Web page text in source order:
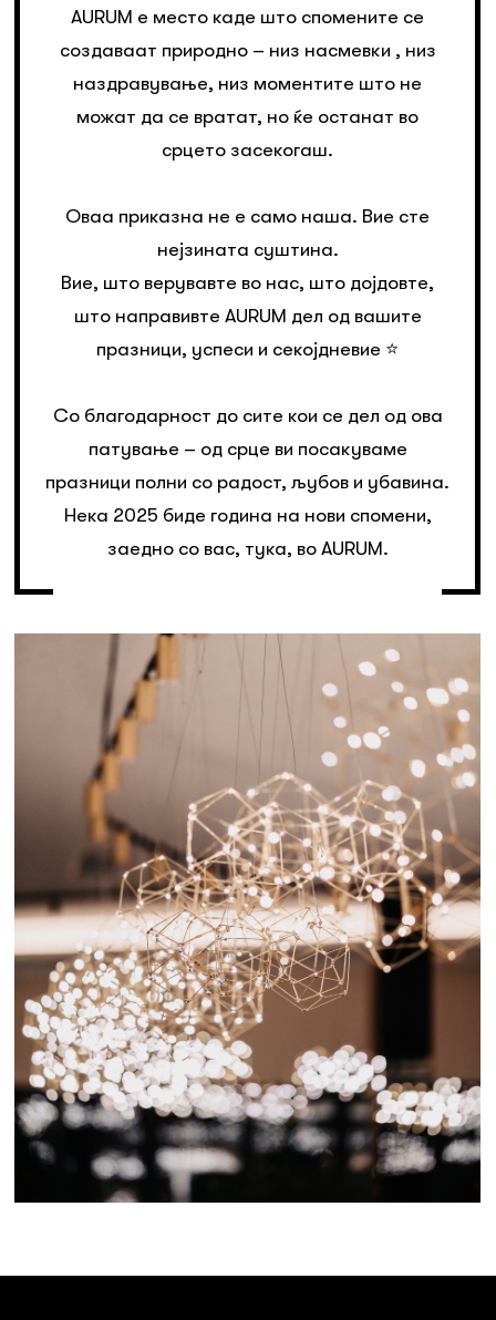
AURUM е место каде што спомените се
создаваат природно – низ насмевки , низ
наздравување, низ моментите што не
можат да се вратат, но ќе останат во
срцето засекогаш.
Оваа приказна не е само наша. Вие сте
нејзината суштина.
Вие, што верувавте во нас, што дојдовте,
што направивте AURUM дел од вашите
празници, успеси и секојдневие ⭐️
Со благодарност до сите кои се дел од ова
патување – од срце ви посакуваме
празници полни со радост, љубов и убавина.
Нека 2025 биде година на нови спомени,
заедно со вас, тука, во AURUM.